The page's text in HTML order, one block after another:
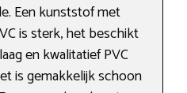
Een kunststof met
is sterk, het beschikt
en kwalitatief PVC
is gemakkelijk schoon